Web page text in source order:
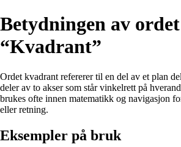
Betydningen av ordet
“Kvadrant”
Ordet kvadrant refererer til en del av et plan
deler av to akser som står vinkelrett på
brukes ofte innen matematikk og navigasjon
eller retning.
Eksempler på bruk